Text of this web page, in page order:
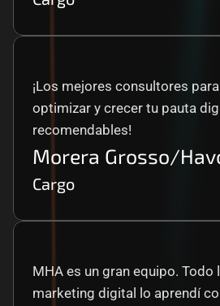
¡Los mejores consultores
optimizar y crecer tu pauta
recomendables!
Morera Grosso/
Cargo
MHA es un gran equipo. Todo
marketing digital lo aprendí